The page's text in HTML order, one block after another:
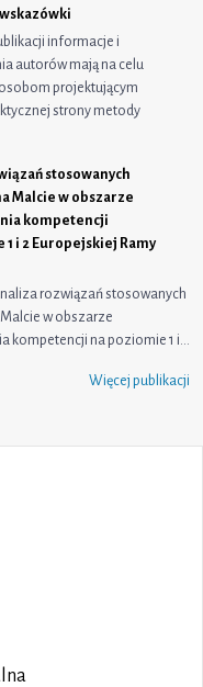
informacje i
autorów mają na celu
projektującym
strony metody
stosowanych
Malcie w obszarze
kompetencji
1 i 2 Europejskiej Ramy
rozwiązań stosowanych
w obszarze
kompetencji na poziomie 1 i…
Więcej publikacji